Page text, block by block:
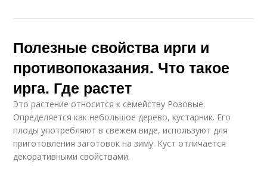
Полезные свойства ирги и
противопоказания. Что такое
ирга. Где растет
Это растение относится к семейству Розовые.
Определяется как небольшое дерево, кустарник. Его
плоды употребляют в свежем виде, используют для
приготовления заготовок на зиму. Куст отличается
декоративными свойствами.